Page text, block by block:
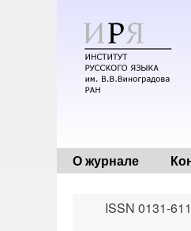
О журнале
ISSN 0131-